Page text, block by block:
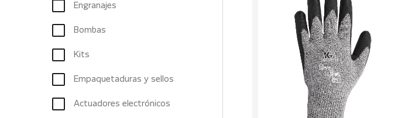
Engranajes
Bombas
Kits
Empaquetaduras y sellos
Actuadores electrónicos